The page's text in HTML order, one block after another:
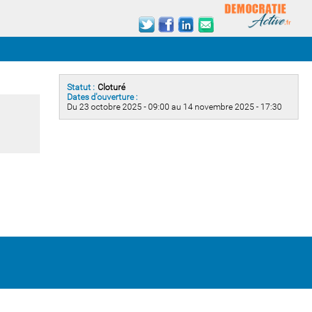
Statut : Cloturé
Dates d'ouverture :
Du 23 octobre 2025 - 09:00 au 14 novembre 2025 - 17:30